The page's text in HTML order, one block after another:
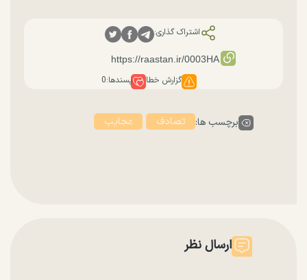
اشتراک گذاری:
گزارش خطا پسندها:0
برچسب ها: تصادف عجایب
ارسال نظر